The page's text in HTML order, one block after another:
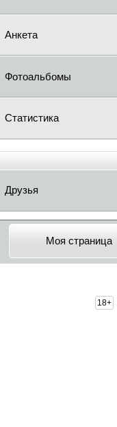
Анкета
Фотоальбомы
Статистика
Друзья
Моя страница
18+